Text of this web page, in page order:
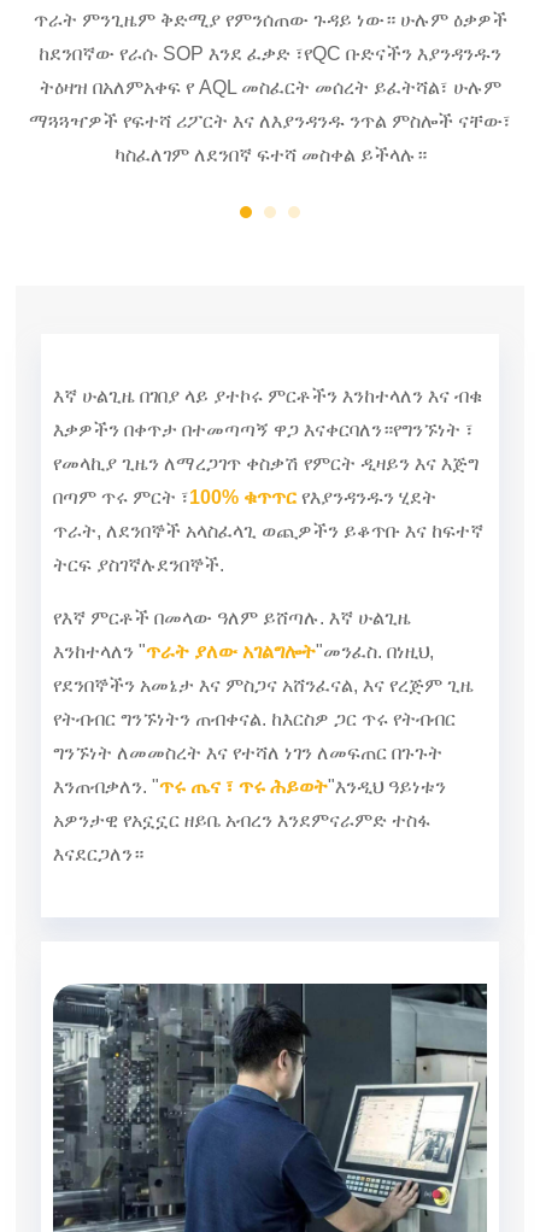
ጥራት ምንጊዜም ቅድሚያ የምንሰጠው ጉዳይ ነው። ሁሉም ዕቃዎች
ከደንበኛው የራሱ SOP እንደ ፈቃድ ፣የQC ቡድናችን እያንዳንዱን
ትዕዛዝ በአለምአቀፍ የ AQL መስፈርት መሰረት ይፈትሻል፣ ሁሉም
ማጓጓዣዎች የፍተሻ ሪፖርት እና ለእያንዳንዱ ንጥል ምስሎች ናቸው፣
ካስፈለገም ለደንበኛ ፍተሻ መስቀል ይችላሉ።
እኛ ሁልጊዜ በገበያ ላይ ያተኮሩ ምርቶችን እንከተላለን እና ብቁ
እቃዎችን በቀጥታ በተመጣጣኝ ዋጋ እናቀርባለን።የግንኙነት ፣
የመላኪያ ጊዜን ለማረጋገጥ ቀስቃሽ የምርት ዲዛይን እና እጅግ
በጣም ጥሩ ምርት ፣100% ቁጥጥር የእያንዳንዱን ሂደት
ጥራት, ለደንበኞች አላስፈላጊ ወጪዎችን ይቆጥቡ እና ከፍተኛ
ትርፍ ያስገኛሉደንበኞች.
የእኛ ምርቶች በመላው ዓለም ይሸጣሉ. እኛ ሁልጊዜ
እንከተላለን "ጥራት ያለው አገልግሎት"መንፈስ. በነዚህ,
የደንበኞችን አመኔታ እና ምስጋና አሸንፈናል, እና የረጅም ጊዜ
የትብብር ግንኙነትን ጠብቀናል. ከእርስዎ ጋር ጥሩ የትብብር
ግንኙነት ለመመስረት እና የተሻለ ነገን ለመፍጠር በጉጉት
እንጠብቃለን. "ጥሩ ጤና ፣ ጥሩ ሕይወት"እንዲህ ዓይነቱን
አዎንታዊ የአኗኗር ዘይቤ አብረን እንደምናራምድ ተስፋ
እናደርጋለን።